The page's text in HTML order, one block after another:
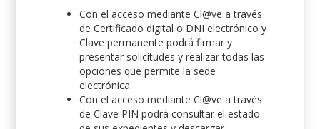
Con el acceso mediante Cl@ve a través
de Certificado digital o DNI electrónico y
Clave permanente podrá firmar y
presentar solicitudes y realizar todas las
opciones que permite la sede
electrónica.
Con el acceso mediante Cl@ve a través
de Clave PIN podrá consultar el estado